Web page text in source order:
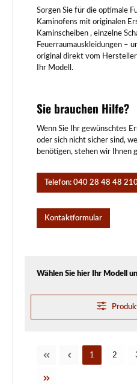
Sorgen Sie für die optimale
Kaminofens mit originalen
Kaminscheiben , einzelne
Feuerraumauskleidungen –
original direkt vom
Ihr Modell.
Sie brauchen Hilfe?
Wenn Sie Ihr gewünschtes
oder sich nicht sicher sind,
benötigen, stehen wir Ihnen
Telefon: 040 28 48 48
Kontaktformular
Wählen Sie hier Ihr Modell
Seite
1 Seite
2